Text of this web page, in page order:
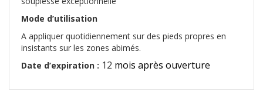
Mode d’utilisation
A appliquer quotidiennement sur des pieds propres en
insistants sur les zones abimés.
Date d’expiration : 12 mois après ouverture